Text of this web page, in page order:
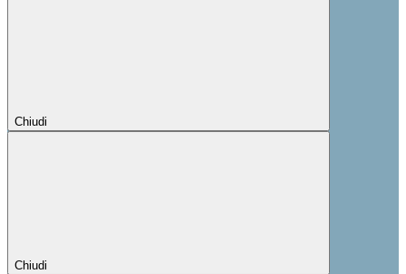
Chiudi
Chiudi